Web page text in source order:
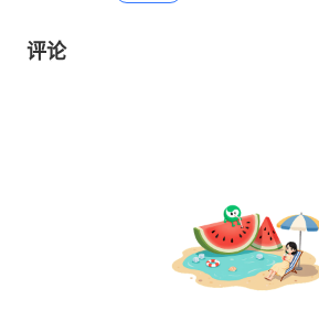
评论